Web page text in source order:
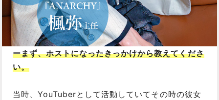
ーまず、ホストになったきっかけから教えてくださ
い。
当時、YouTuberとして活動していてその時の彼女